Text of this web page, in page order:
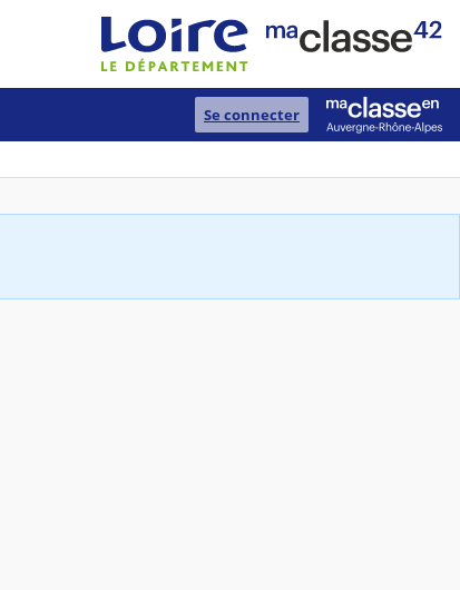
Se connecter